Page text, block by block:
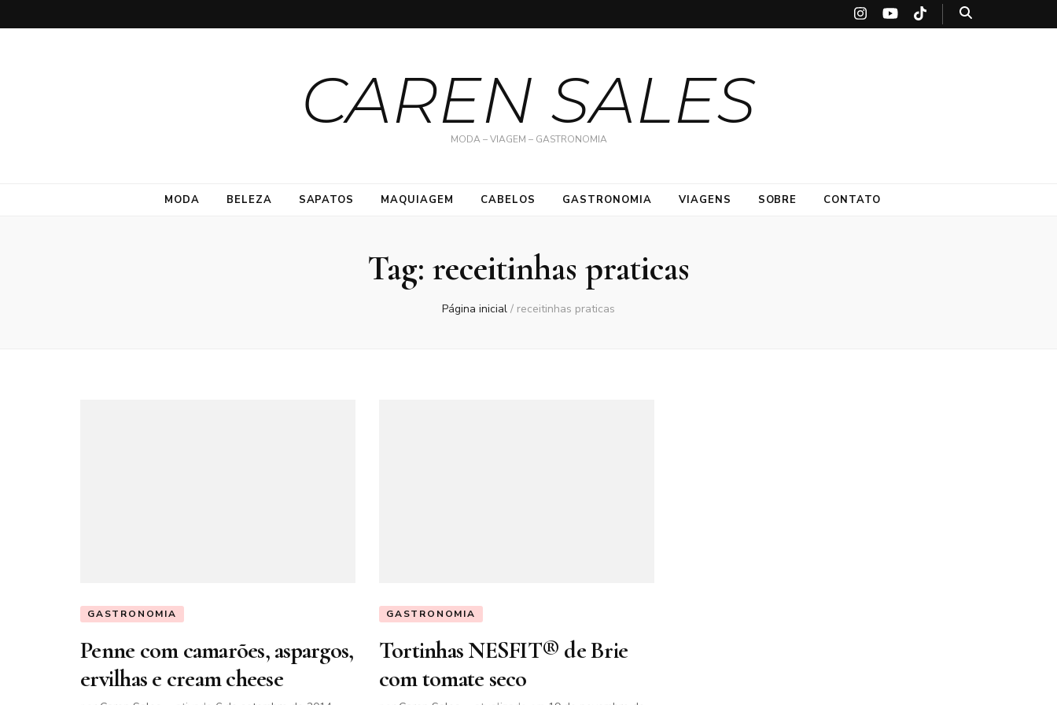
CAREN SALES
MODA – VIAGEM – GASTRONOMIA
MODA BELEZA SAPATOS MAQUIAGEM CABELOS GASTRONOMIA VIAGENS SOBRE CONTATO
Tag: receitinhas praticas
Página inicial / receitinhas praticas
GASTRONOMIA
Penne com camarões, aspargos,
ervilhas e cream cheese
GASTRONOMIA
Tortinhas NESFIT® de Brie
com tomate seco